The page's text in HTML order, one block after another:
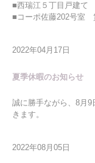
■西瑞江５丁目戸建て
■コーポ佐藤202号室
2022年04月17日
夏季休暇のお知らせ
誠に勝手ながら、8月9
きます。
2022年08月05日